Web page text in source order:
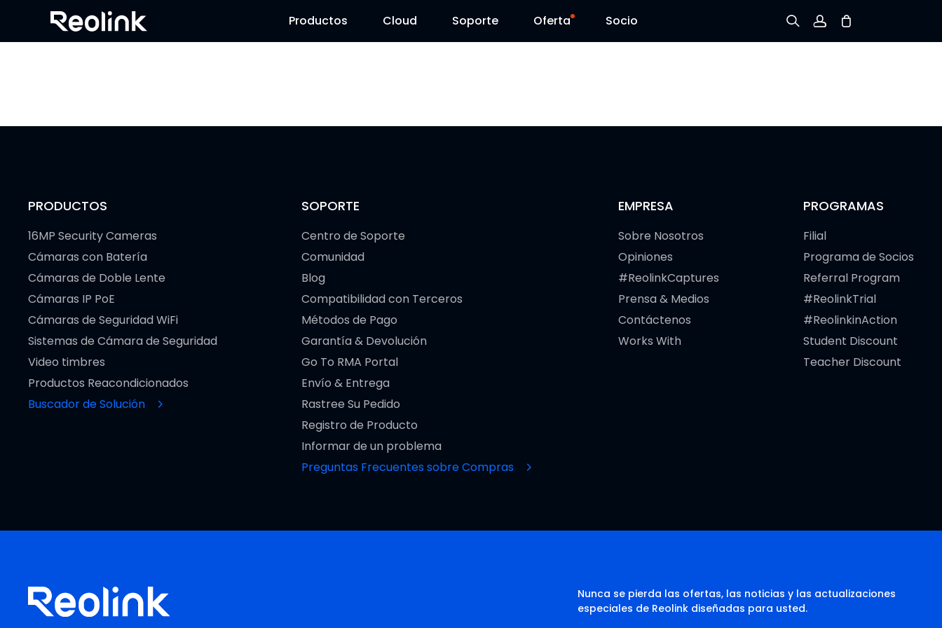
Productos Cloud Soporte Oferta Socio
PRODUCTOS
16MP Security Cameras
Cámaras con Batería
Cámaras de Doble Lente
Cámaras IP PoE
Cámaras de Seguridad WiFi
Sistemas de Cámara de Seguridad
Video timbres
Productos Reacondicionados
Buscador de Solución
SOPORTE
Centro de Soporte
Comunidad
Blog
Compatibilidad con Terceros
Métodos de Pago
Garantía & Devolución
Go To RMA Portal
Envío & Entrega
Rastree Su Pedido
Registro de Producto
Informar de un problema
Preguntas Frecuentes sobre Compras
EMPRESA
Sobre Nosotros
Opiniones
#ReolinkCaptures
Prensa & Medios
Contáctenos
Works With
PROGRAMAS
Filial
Programa de Socios
Referral Program
#ReolinkTrial
#ReolinkinAction
Student Discount
Teacher Discount
Nunca se pierda las ofertas, las noticias y las actualizaciones
especiales de Reolink diseñadas para usted.